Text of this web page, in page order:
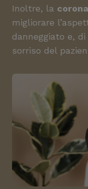
Inoltre, la
migliorare
danneggiato e,
sorriso del